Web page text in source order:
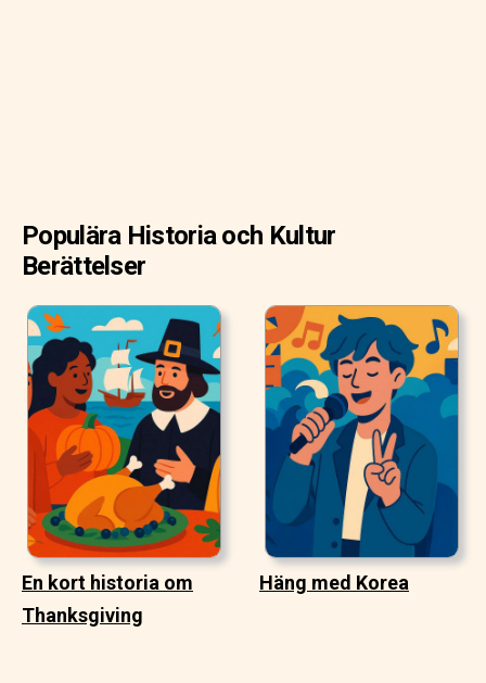
Populära Historia och Kultur
Berättelser
En kort historia om
Thanksgiving
Häng med Korea